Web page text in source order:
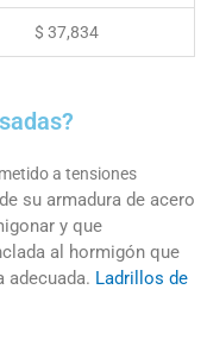
$ 37,834
a tensiones
su armadura de acero
y que
al hormigón que
adecuada. Ladrillos de